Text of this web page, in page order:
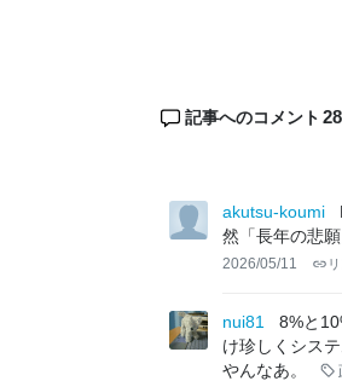
記事へのコメント
akutsu-koumi
然「長年の悲
2026/05/11
nui81
8%と
け珍しくシス
やんなあ。